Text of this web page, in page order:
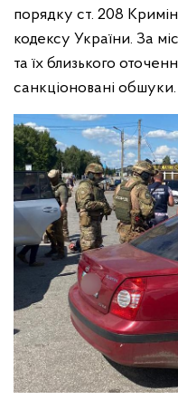
порядку ст. 208
кодексу України. За
та їх близького
санкціоновані обшуки.